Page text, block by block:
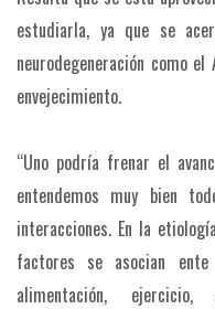
estudiarla, ya que se
neurodegeneración como
envejecimiento.
“Uno podría frenar el
entendemos muy bien
interacciones. En la
factores se asocian ente
alimentación,